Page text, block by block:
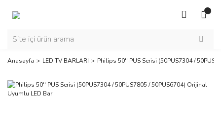
Anasayfa LED TV BARLARI Philips 50'' PUS Serisi (50PUS7304 /